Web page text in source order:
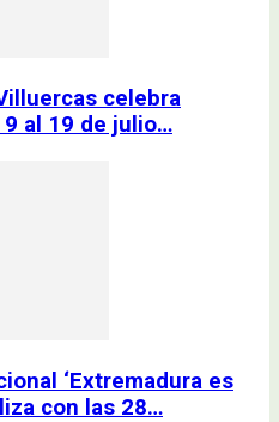
celebra
al 19 de julio…
‘Extremadura es
con las 28…